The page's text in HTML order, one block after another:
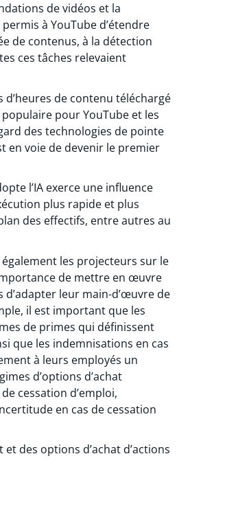
de vidéos et la
à YouTube d’étendre
de contenus, à la détection
ces tâches relevaient
de contenu téléchargé
pour YouTube et les
des technologies de pointe
en voie de devenir le premier
l’IA exerce une influence
plus rapide et plus
des effectifs, entre autres au
les projecteurs sur le
de mettre en œuvre
leur main-d’œuvre de
il est important que les
de primes qui définissent
que les indemnisations en cas
à leurs employés un
d’options d’achat
cessation d’emploi,
en cas de cessation
des options d’achat d’actions